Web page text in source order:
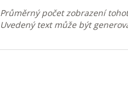
Průměrný počet zobrazení
Uvedený text může být